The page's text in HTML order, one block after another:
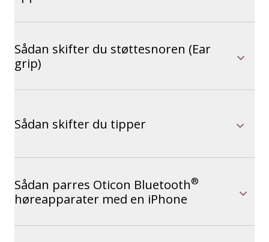
Sådan skifter du støttesnoren (Ear
grip)
Sådan skifter du tipper
Sådan parres Oticon Bluetooth®
høreapparater med en iPhone